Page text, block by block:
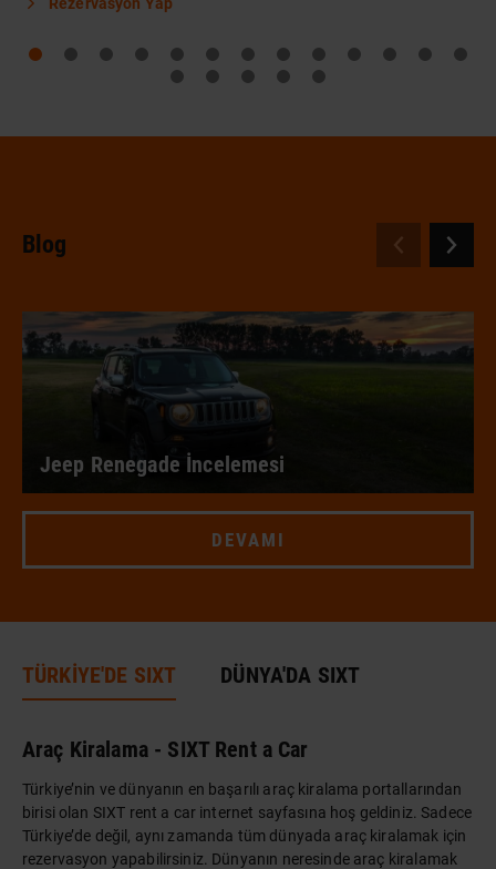
Blog
Jeep Renegade İncelemesi
DEVAMI
TÜRKİYE'DE SIXT DÜNYA'DA SIXT
Araç Kiralama - SIXT Rent a Car
Türkiye’nin ve dünyanın en başarılı araç kiralama portallarından
birisi olan SIXT rent a car internet sayfasına hoş geldiniz. Sadece
Türkiye’de değil, aynı zamanda tüm dünyada araç kiralamak için
rezervasyon yapabilirsiniz. Dünyanın neresinde araç kiralamak